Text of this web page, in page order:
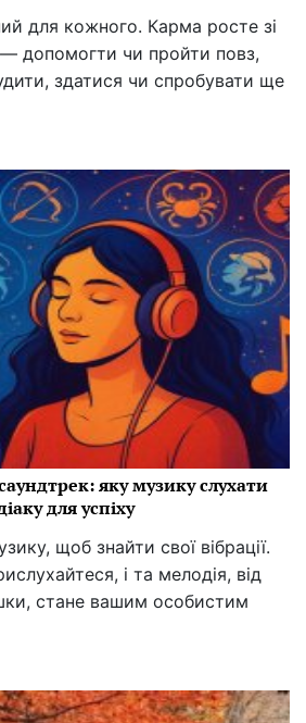
для кожного. Карма росте зі
допомогти чи пройти повз,
здатися чи спробувати ще
яку музику слухати
для успіху
щоб знайти свої вібрації.
і та мелодія, від
стане вашим особистим